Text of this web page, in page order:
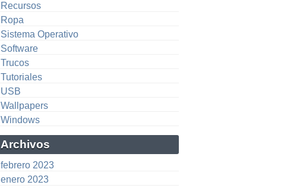
Recursos
Ropa
Sistema Operativo
Software
Trucos
Tutoriales
USB
Wallpapers
Windows
Archivos
febrero 2023
enero 2023